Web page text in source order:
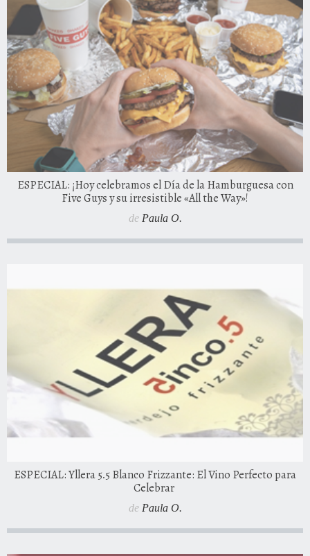
ESPECIAL: ¡Hoy celebramos el Día de la Hamburguesa con
Five Guys y su irresistible «All the Way»!
de Paula O.
ESPECIAL: Yllera 5.5 Blanco Frizzante: El Vino Perfecto para
Celebrar
de Paula O.